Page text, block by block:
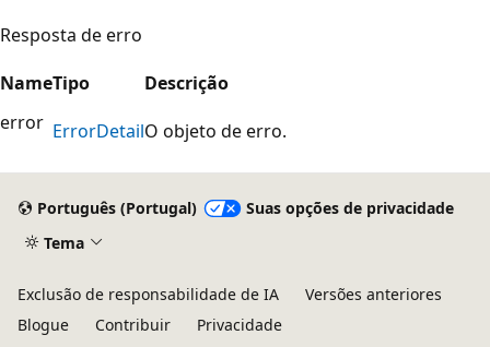
Resposta de erro
NameTipo
Descrição
error ErrorDetailO objeto de erro.
Português (Portugal)
Suas opções de privacidade
Tema
Exclusão de responsabilidade de IA
Versões anteriores
Blogue
Contribuir
Privacidade